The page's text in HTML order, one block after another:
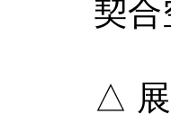
契
△